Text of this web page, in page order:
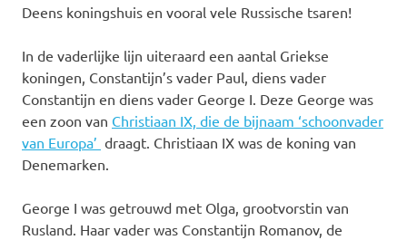
Deens koningshuis en vooral vele Russische tsaren!
In de vaderlijke lijn uiteraard een aantal Griekse
koningen, Constantijn’s vader Paul, diens vader
Constantijn en diens vader George I. Deze George was
een zoon van Christiaan IX, die de bijnaam ‘schoonvader
van Europa’ draagt. Christiaan IX was de koning van
Denemarken.
George I was getrouwd met Olga, grootvorstin van
Rusland. Haar vader was Constantijn Romanov, de